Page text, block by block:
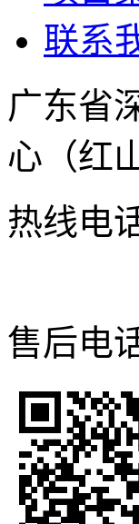
联系
广东省
心（红
热线电
售后电